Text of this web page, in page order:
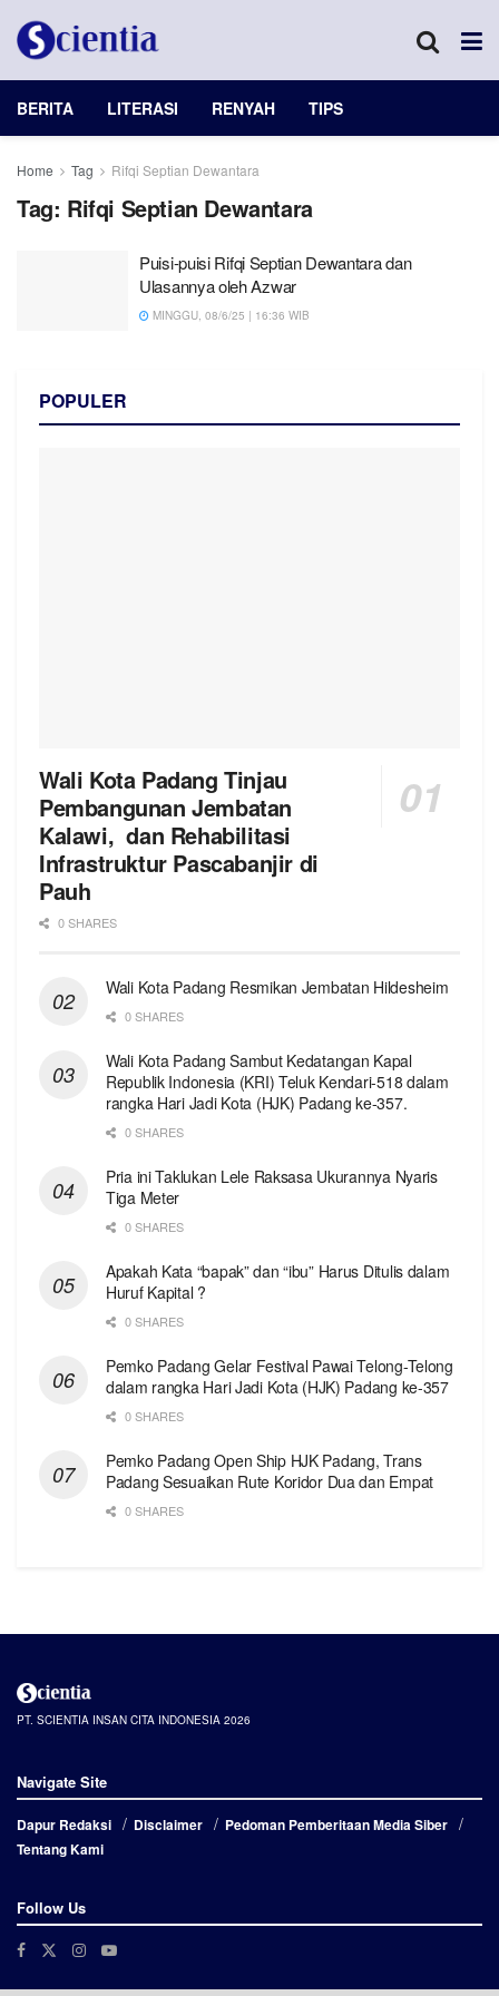
BERITA LITERASI RENYAH TIPS
Home Tag Rifqi Septian Dewantara
Tag: Rifqi Septian Dewantara
Puisi-puisi Rifqi Septian Dewantara dan
Ulasannya oleh Azwar
MINGGU, 08/6/25 | 16:36 WIB
POPULER
Wali Kota Padang Tinjau
Pembangunan Jembatan
Kalawi, dan Rehabilitasi
Infrastruktur Pascabanjir di
Pauh
0 SHARES
Wali Kota Padang Resmikan Jembatan Hildesheim
0 SHARES
Wali Kota Padang Sambut Kedatangan Kapal
Republik Indonesia (KRI) Teluk Kendari-518 dalam
rangka Hari Jadi Kota (HJK) Padang ke-357.
0 SHARES
Pria ini Taklukan Lele Raksasa Ukurannya Nyaris
Tiga Meter
0 SHARES
Apakah Kata “bapak” dan “ibu” Harus Ditulis dalam
Huruf Kapital ?
0 SHARES
Pemko Padang Gelar Festival Pawai Telong-Telong
dalam rangka Hari Jadi Kota (HJK) Padang ke-357
0 SHARES
Pemko Padang Open Ship HJK Padang, Trans
Padang Sesuaikan Rute Koridor Dua dan Empat
0 SHARES
PT. SCIENTIA INSAN CITA INDONESIA 2026
Navigate Site
Dapur Redaksi Disclaimer
Pedoman Pemberitaan Media Siber
Tentang Kami
Follow Us